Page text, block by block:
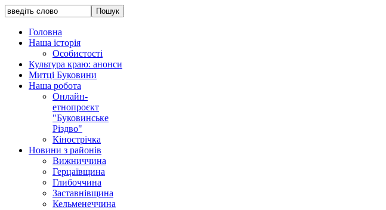
Головна
Наша історія
Особистості
Культура краю: анонси
Митці Буковини
Наша робота
Онлайн-
етнопроєкт
"Буковинське
Різдво"
Кінострічка
Новини з районів
Вижниччина
Герцаївщина
Глибоччина
Заставнівщина
Кельменеччина